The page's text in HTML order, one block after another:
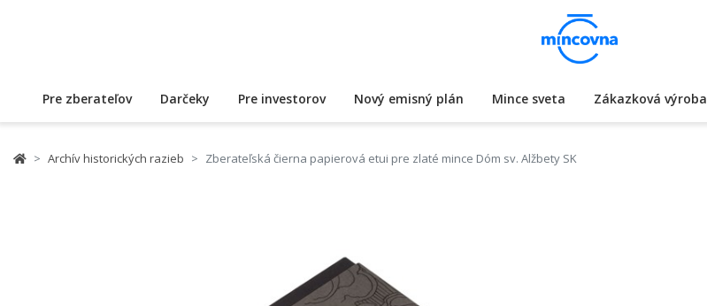
Pre zberateľov Darčeky Pre investorov Nový emisný plán Mince sveta Zákazková výroba
Archív historických razieb Zberateľská čierna papierová etui pre zlaté mince Dóm sv. Alžbety SK